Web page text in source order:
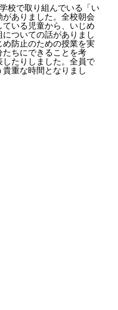
校で取り組んでいる「い
ありました。全校朝会
いる児童から、いじめ
ついての話がありまし
防止のための授業を実
ちにできることを考
たりしました。全員で
重な時間となりまし